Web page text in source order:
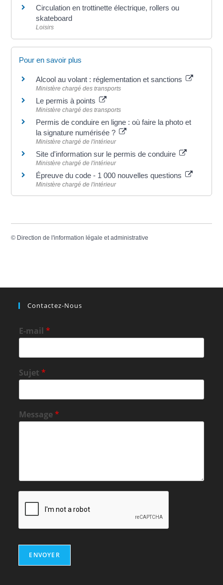
Circulation en trottinette électrique, rollers ou
skateboard
Loisirs
Pour en savoir plus
Alcool au volant : réglementation et sanctions
Ministère chargé des transports
Le permis à points
Ministère chargé des transports
Permis de conduire en ligne : où faire la photo et
la signature numérisée ?
Ministère chargé de l'intérieur
Site d'information sur le permis de conduire
Ministère chargé de l'intérieur
Épreuve du code - 1 000 nouvelles questions
Ministère chargé de l'intérieur
© Direction de l'information légale et administrative
Contactez-Nous
E-mail*
Sujet*
Message*
ENVOYER